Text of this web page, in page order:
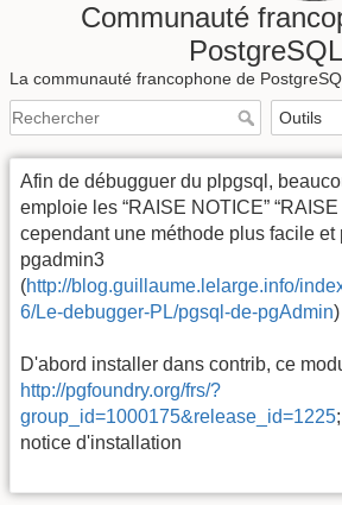
Communauté
PostgreSQL
La communauté francophone de
Afin de débugguer du plpgsql,
emploie les “RAISE NOTICE”
cependant une méthode plus facile
pgadmin3
(http://blog.guillaume.lelarge.info/
6/Le-debugger-PL/pgsql-de-pgAdmin)
D'abord installer dans contrib, ce
http://pgfoundry.org/frs/?
group_id=1000175&release_id=1225
notice d'installation